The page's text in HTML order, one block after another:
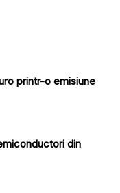
printr-o emisiune
din